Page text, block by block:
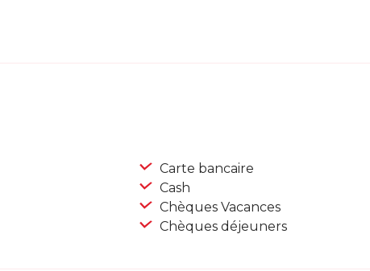
Carte bancaire
Cash
Chèques Vacances
Chèques déjeuners